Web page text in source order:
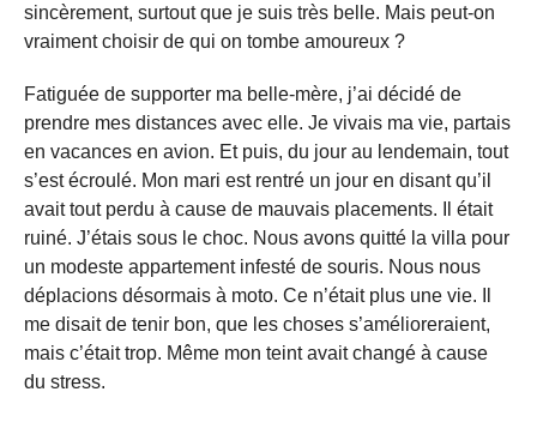
sincèrement, surtout que je suis très belle. Mais peut-on
vraiment choisir de qui on tombe amoureux ?
Fatiguée de supporter ma belle-mère, j’ai décidé de
prendre mes distances avec elle. Je vivais ma vie, partais
en vacances en avion. Et puis, du jour au lendemain, tout
s’est écroulé. Mon mari est rentré un jour en disant qu’il
avait tout perdu à cause de mauvais placements. Il était
ruiné. J’étais sous le choc. Nous avons quitté la villa pour
un modeste appartement infesté de souris. Nous nous
déplacions désormais à moto. Ce n’était plus une vie. Il
me disait de tenir bon, que les choses s’amélioreraient,
mais c’était trop. Même mon teint avait changé à cause
du stress.